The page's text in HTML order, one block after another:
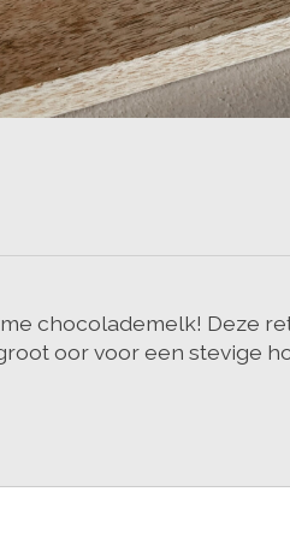
chocolademelk! Deze
oor voor een stevige